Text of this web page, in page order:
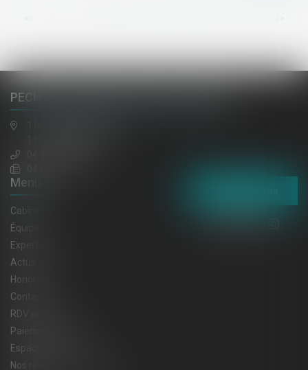
<< >>
PECH DE LACLAUSE, JAULIN, EL HAZMI
Menu
Cabinet
Équipe
Expertises
Actus
Honoraires
Contact
RDV en ligne
Paiement en ligne
Espace client
Nos relations privilégiées